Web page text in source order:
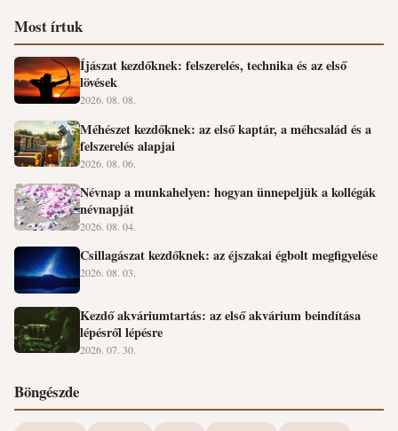
Most írtuk
Íjászat kezdőknek: felszerelés, technika és az első
lövések
2026. 08. 08.
Méhészet kezdőknek: az első kaptár, a méhcsalád és a
felszerelés alapjai
2026. 08. 06.
Névnap a munkahelyen: hogyan ünnepeljük a kollégák
névnapját
2026. 08. 04.
Csillagászat kezdőknek: az éjszakai égbolt megfigyelése
2026. 08. 03.
Kezdő akváriumtartás: az első akvárium beindítása
lépésről lépésre
2026. 07. 30.
Böngészde